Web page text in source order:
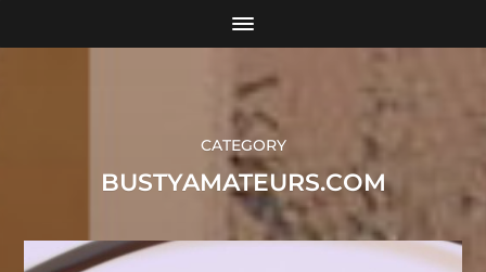
CATEGORY
BUSTYAMATEURS.COM